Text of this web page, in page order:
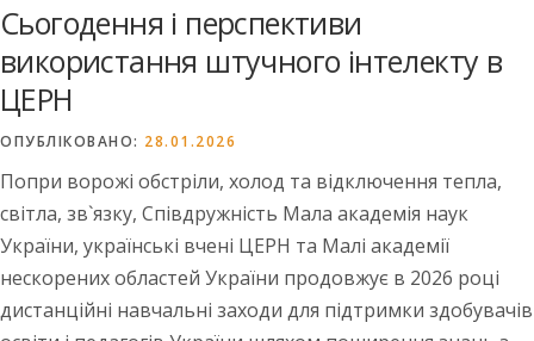
Сьогодення і перспективи
використання штучного інтелекту в
ЦЕРН
ОПУБЛІКОВАНО: 28.01.2026
Попри ворожі обстріли, холод та відключення тепла,
світла, зв`язку, Співдружність Мала академія наук
України, українські вчені ЦЕРН та Малі академії
нескорених областей України продовжує в 2026 році
дистанційні навчальні заходи для підтримки здобувачів